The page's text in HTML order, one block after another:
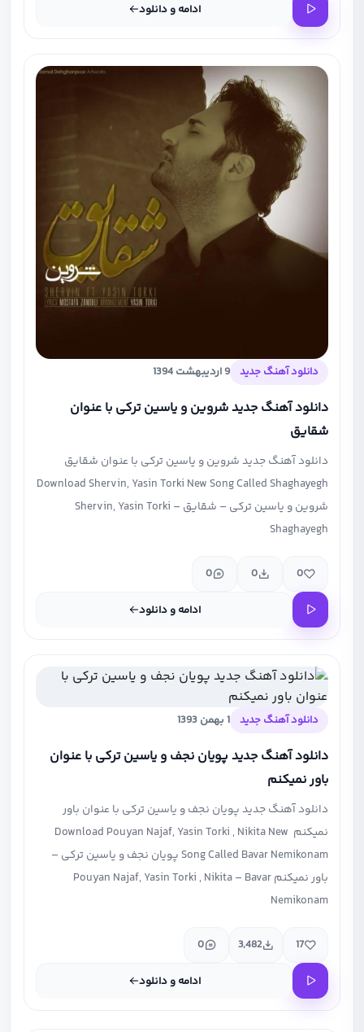
ادامه و دانلود
دانلود آهنگ جدید 9 اردیبهشت 1394
دانلود آهنگ جدید شروین و یاسین ترکی با عنوان
شقایق
دانلود آهنگ جدید شروین و یاسین ترکی با عنوان شقایق
Download Shervin, Yasin Torki New Song Called Shaghayegh
شروین و یاسین ترکی – شقایق Shervin, Yasin Torki –
Shaghayegh
0
0
0
ادامه و دانلود
دانلود آهنگ جدید 1 بهمن 1393
دانلود آهنگ جدید پویان نجف و یاسین ترکی با عنوان
باور نمیکنم
دانلود آهنگ جدید پویان نجف و یاسین ترکی با عنوان باور
نمیکنم Download Pouyan Najaf, Yasin Torki , Nikita New
Song Called Bavar Nemikonam پویان نجف و یاسین ترکی –
باور نمیکنم Pouyan Najaf, Yasin Torki , Nikita – Bavar
Nemikonam
17
3,482
0
ادامه و دانلود